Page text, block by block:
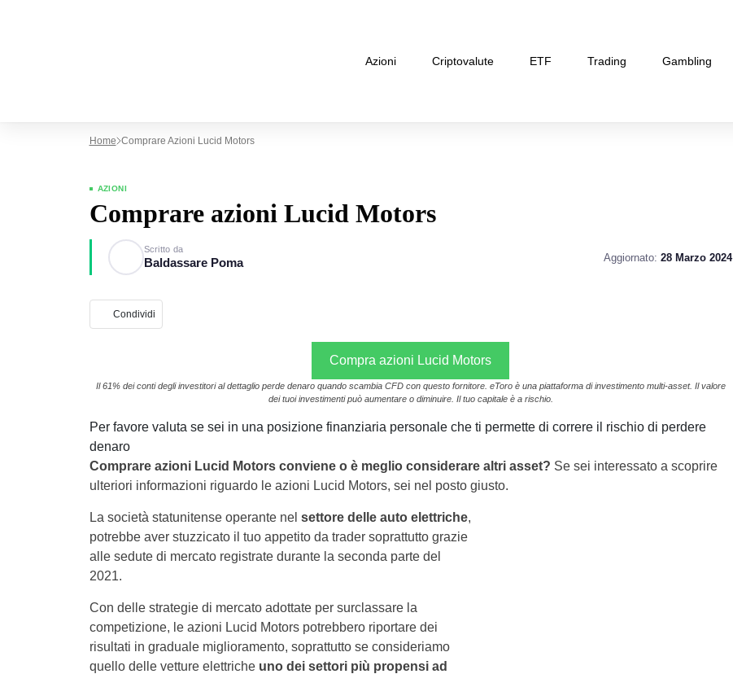
Azioni Criptovalute ETF Trading Gambling
Home Comprare Azioni Lucid Motors
AZIONI
Comprare azioni Lucid Motors
Scritto da
Baldassare Poma Aggiornato: 28 Marzo 2024
Condividi
Compra azioni Lucid Motors
Il 61% dei conti degli investitori al dettaglio perde denaro quando scambia CFD con questo fornitore. eToro è una piattaforma di investimento multi-asset. Il valore
dei tuoi investimenti può aumentare o diminuire. Il tuo capitale è a rischio.
Per favore valuta se sei in una posizione finanziaria personale che ti permette di correre il rischio di perdere
denaro
Comprare azioni Lucid Motors conviene o è meglio considerare altri asset? Se sei interessato a scoprire
ulteriori informazioni riguardo le azioni Lucid Motors, sei nel posto giusto.
La società statunitense operante nel settore delle auto elettriche,
potrebbe aver stuzzicato il tuo appetito da trader soprattutto grazie
alle sedute di mercato registrate durante la seconda parte del
2021.
Con delle strategie di mercato adottate per surclassare la
competizione, le azioni Lucid Motors potrebbero riportare dei
risultati in graduale miglioramento, soprattutto se consideriamo
quello delle vetture elettricheuno dei settori più propensi ad